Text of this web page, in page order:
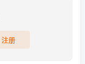
注册